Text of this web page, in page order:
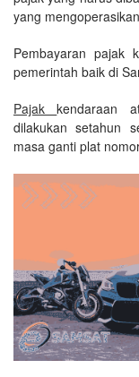
yang
Pembayaran pajak
pemerintah baik di
Pajakkendaraan
dilakukan setahun
masa ganti plat